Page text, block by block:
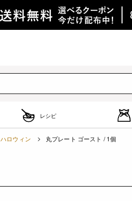
レシピ
ハロウィン 丸プレート ゴースト / 1個